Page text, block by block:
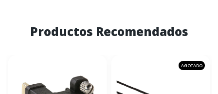
Productos Recomendados
AGOTADO